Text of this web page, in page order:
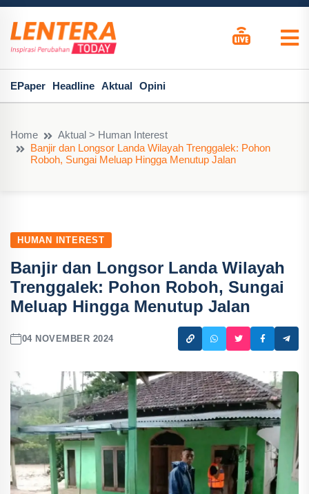
EPaper Headline Aktual Opini
Home
Aktual > Human Interest
Banjir dan Longsor Landa Wilayah Trenggalek: Pohon
Roboh, Sungai Meluap Hingga Menutup Jalan
HUMAN INTEREST
Banjir dan Longsor Landa Wilayah
Trenggalek: Pohon Roboh, Sungai
Meluap Hingga Menutup Jalan
04 NOVEMBER 2024